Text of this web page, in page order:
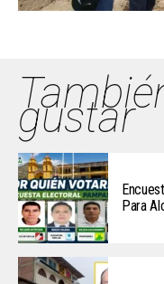
gustar
Para